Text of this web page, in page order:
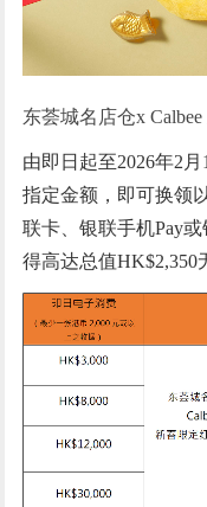
东荟城名店仓x
由即日起至2026年2
指定金额，即可换领
联卡、银联手机Pay
得高达总值HK$2,350